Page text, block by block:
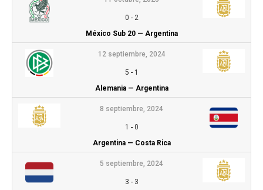
0 - 2
México Sub 20 — Argentina
12 septiembre, 2024
5 - 1
Alemania — Argentina
8 septiembre, 2024
1 - 0
Argentina — Costa Rica
5 septiembre, 2024
3 - 3